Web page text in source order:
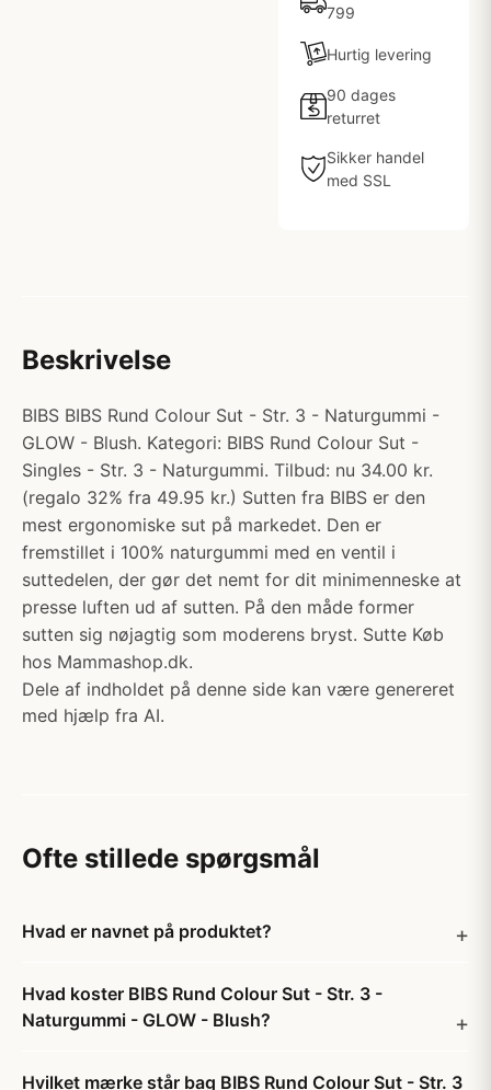
799
Hurtig levering
90 dages
returret
Sikker handel
med SSL
Beskrivelse
BIBS BIBS Rund Colour Sut - Str. 3 - Naturgummi -
GLOW - Blush. Kategori: BIBS Rund Colour Sut -
Singles - Str. 3 - Naturgummi. Tilbud: nu 34.00 kr.
(regalo 32% fra 49.95 kr.) Sutten fra BIBS er den
mest ergonomiske sut på markedet. Den er
fremstillet i 100% naturgummi med en ventil i
suttedelen, der gør det nemt for dit minimenneske at
presse luften ud af sutten. På den måde former
sutten sig nøjagtig som moderens bryst. Sutte Køb
hos Mammashop.dk.
Dele af indholdet på denne side kan være genereret
med hjælp fra AI.
Ofte stillede spørgsmål
Hvad er navnet på produktet?
Hvad koster BIBS Rund Colour Sut - Str. 3 -
Naturgummi - GLOW - Blush?
Hvilket mærke står bag BIBS Rund Colour Sut - Str. 3